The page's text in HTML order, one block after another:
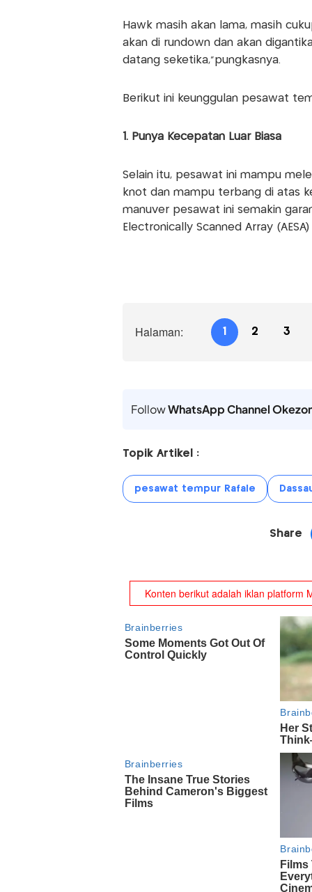
Hawk masih akan lama, masih
akan di rundown dan akan
datang seketika,"pungkasnya.
Berikut ini keunggulan pesawat
1. Punya Kecepatan Luar Biasa
Selain itu, pesawat ini mampu
knot dan mampu terbang di atas
manuver pesawat ini semakin
Electronically Scanned Array (AESA)
Halaman: 1 2 3
FollowWhatsApp Channel
Topik Artikel :
pesawat tempur Rafale
Share